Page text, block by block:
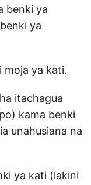
benki ya
ya
moja ya kati.
itachagua
kama benki
unahusiana na
ya kati (lakini